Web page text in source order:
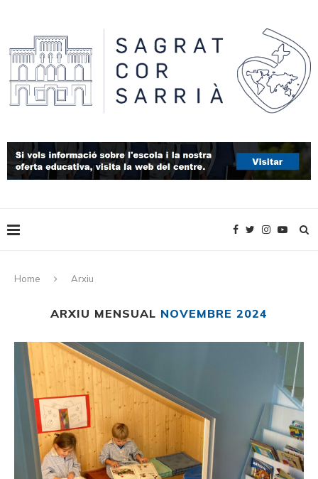
Home Arxiu
ARXIU MENSUAL NOVEMBRE 2024